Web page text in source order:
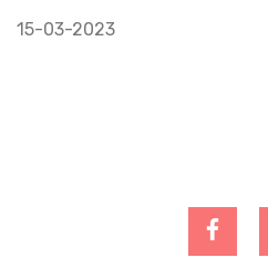
15-03-2023